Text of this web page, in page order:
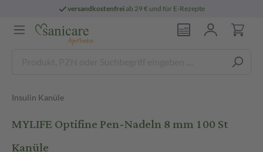
versandkostenfreiab 29 € und für E-Rezepte
Insulin Kanüle
MYLIFE Optifine Pen-Nadeln 8 mm 100 St